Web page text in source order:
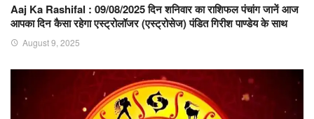
Aaj Ka Rashifal : 09/08/2025 दिन शनिवार का राशिफल पंचांग जानें आज
आपका दिन कैसा रहेगा एस्ट्रोलॉजर (एस्ट्रोसेज) पंडित गिरीश पाण्डेय के साथ
August 9, 2025